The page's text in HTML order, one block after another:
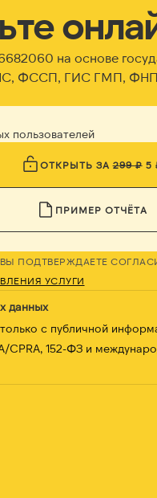
на основе
ГИС ГМП, ФНП
пользователей
ОТКРЫТЬ ЗА299 ₽5
ПРИМЕР ОТЧЁТА
ПОДТВЕРЖДАЕТЕ
УСЛУГИ
данных
с публичной
CPRA, 152-ФЗ и